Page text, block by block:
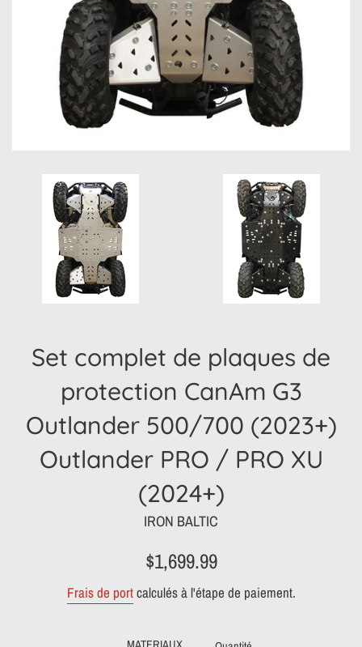
Set complet de plaques de
protection CanAm G3
Outlander 500/700 (2023+)
Outlander PRO / PRO XU
(2024+)
IRON BALTIC
Prix
$1,699.99
Frais de portcalculés à l'étape de paiement.